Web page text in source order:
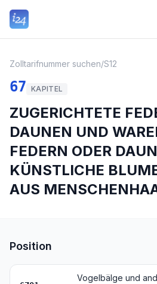
Zolltarifnummer suchen/S12
67 KAPITEL
ZUGERICHTETE
DAUNEN UND
FEDERN ODER
KÜNSTLICHE
AUS
Position